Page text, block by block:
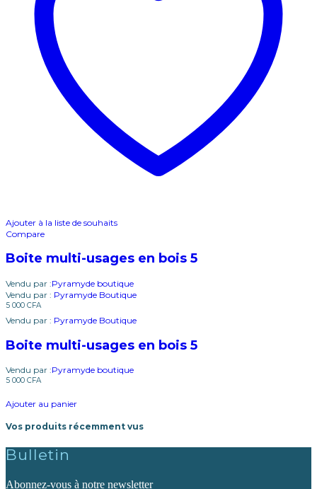
Ajouter à la liste de souhaits
Compare
Boite multi-usages en bois 5
Vendu par :Pyramyde boutique
Vendu par : Pyramyde Boutique
5 000 CFA
Vendu par : Pyramyde Boutique
Boite multi-usages en bois 5
Vendu par :Pyramyde boutique
5 000 CFA
Ajouter au panier
Vos produits récemment vus
Bulletin
Abonnez-vous à notre newsletter